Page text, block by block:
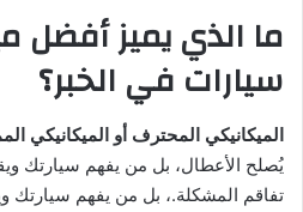
ما الذي يميز أفضل
سيارات في الخبر؟
الميكانيكي المحترف أو الميكانيكي
يُصلح الأعطال، بل من يفهم سيارتك
تفاقم المشكلة.، بل من يفهم سيارتك